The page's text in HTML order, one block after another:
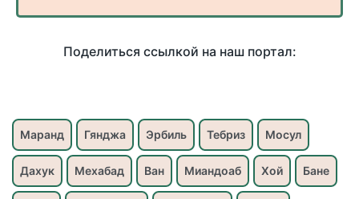
Поделиться ссылкой на наш портал:
Маранд Гянджа Эрбиль Тебриз Мосул
Дахук Мехабад Ван Миандоаб Хой Бане